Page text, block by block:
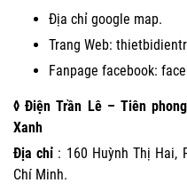
Địa chỉ google map.
Trang Web:
Fanpage facebook:
◊ Điện Trần Lê – Tiên
Xanh
Địa chỉ : 160 Huỳnh Thị Hai,
Chí Minh.